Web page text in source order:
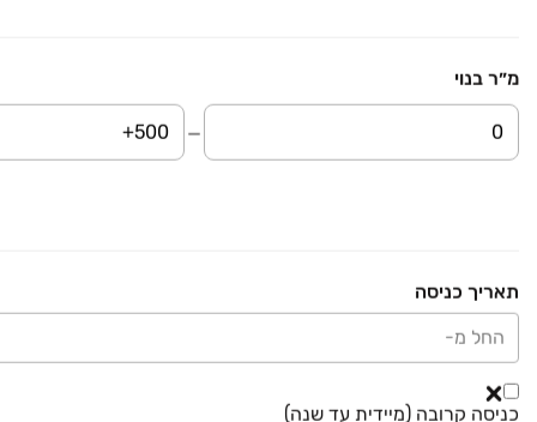
מ״ר בנוי
תאריך כניסה
החל מ-
כניסה קרובה (מיידית עד שנה)
הורידו את האפליקציה וקבלו עדכונים בזמן אמת